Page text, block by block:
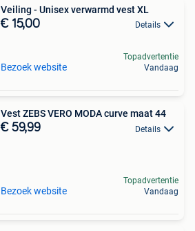
Veiling - Unisex verwarmd vest XL
€ 15,00 Details
Bezoek website
Topadvertentie
Vandaag
Vest ZEBS VERO MODA curve maat 44
€ 59,99 Details
Bezoek website
Topadvertentie
Vandaag